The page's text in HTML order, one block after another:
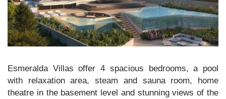
Esmeralda Villas offer 4 spacious bedrooms, a pool
with relaxation area, steam and sauna room, home
theatre in the basement level and stunning views of the